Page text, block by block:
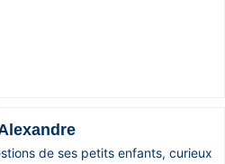
de ses petits enfants, curieux